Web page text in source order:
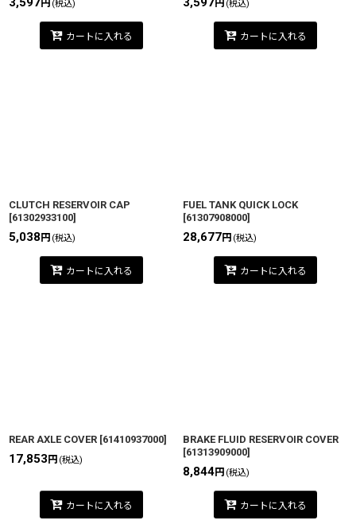
円 (税込)
カートに入れる
円 (税込)
カートに入れる
CLUTCH RESERVOIR CAP
[61302933100]
5,038 円 (税込)
カートに入れる
FUEL TANK QUICK LOCK
[61307908000]
28,677円 (税込)
カートに入れる
REAR AXLE COVER [61410937000]
17,853 円 (税込)
カートに入れる
BRAKE FLUID RESERVOIR COVER
[61313909000]
8,844円 (税込)
カートに入れる